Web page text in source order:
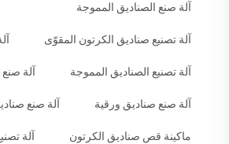
آلة صنع الصناديق المموجة
آلة تصنيع صناديق الكرتون المقوّى
آلة تصنيع الصناديق المموجة آلة
آلة صنع صناديق ورقية آلة صنع
ماكينة قص صناديق الكرتون آلة